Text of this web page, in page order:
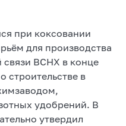
при коксовании
для производства
связи ВСНХ в конце
строительстве в
удобрений. В
утвердил